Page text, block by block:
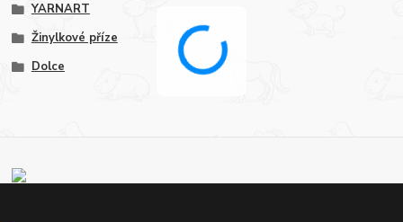
YARNART
Žinylkové příze
Dolce